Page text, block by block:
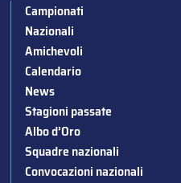
Campionati
Nazionali
Amichevoli
Calendario
News
Stagioni passate
Albo d’Oro
Squadre nazionali
Convocazioni nazionali